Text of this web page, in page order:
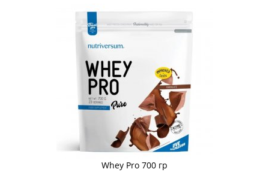
Whey Pro 700 гр